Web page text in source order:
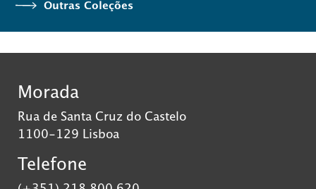
Outras Coleções
Morada
Rua de Santa Cruz do Castelo
1100-129 Lisboa
Telefone